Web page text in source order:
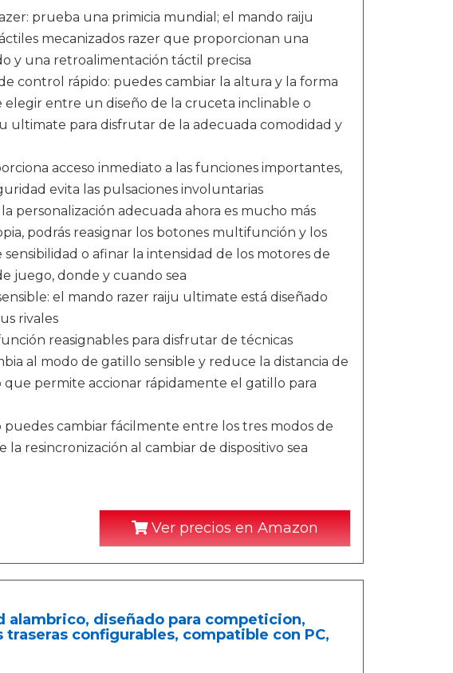
prueba una primicia mundial; el mando raiju
mecanizados razer que proporcionan una
y una retroalimentación táctil precisa
control rápido: puedes cambiar la altura y la forma
elegir entre un diseño de la cruceta inclinable o
ultimate para disfrutar de la adecuada comodidad y
acceso inmediato a las funciones importantes,
evita las pulsaciones involuntarias
personalización adecuada ahora es mucho más
podrás reasignar los botones multifunción y los
o afinar la intensidad de los motores de
juego, donde y cuando sea
el mando razer raiju ultimate está diseñado
rivales
reasignables para disfrutar de técnicas
al modo de gatillo sensible y reduce la distancia de
que permite accionar rápidamente el gatillo para
cambiar fácilmente entre los tres modos de
la resincronización al cambiar de dispositivo sea
Ver precios en Amazon
alambrico, diseñado para competicion,
configurables, compatible con PC,